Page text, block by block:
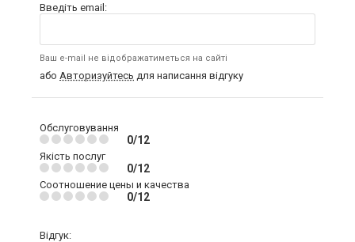
Введіть email:
Ваш e-mail не відображатиметься на сайті
або Авторизуйтесь для написання відгуку
Обслуговування
0/12
Якість послуг
0/12
Соотношение цены и качества
0/12
Відгук: